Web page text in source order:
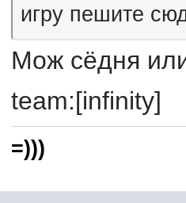
игру пешите
Мож сёдня
team:[infinity]
=)))